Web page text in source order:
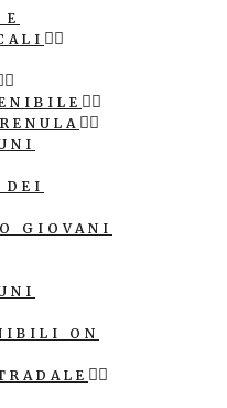
DEI
GIOVANI
ON